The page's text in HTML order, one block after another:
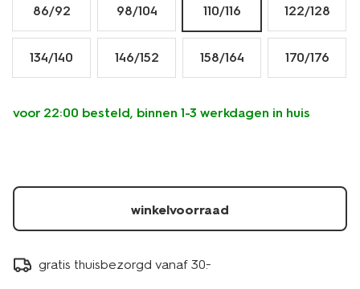
86/92 98/104 110/116 122/128
134/140 146/152 158/164 170/176
voor 22:00 besteld, binnen 1-3 werkdagen in huis
winkelvoorraad
gratis thuisbezorgd vanaf 30.-